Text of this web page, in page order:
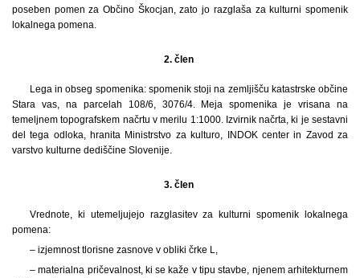
poseben pomen za Občino Škocjan, zato jo razglaša za kulturni spomenik
lokalnega pomena.
2. člen
Lega in obseg spomenika: spomenik stoji na zemljišču katastrske občine
Stara vas, na parcelah 108/6, 3076/4. Meja spomenika je vrisana na
temeljnem topografskem načrtu v merilu 1:1000. Izvirnik načrta, ki je sestavni
del tega odloka, hranita Ministrstvo za kulturo, INDOK center in Zavod za
varstvo kulturne dediščine Slovenije.
3. člen
Vrednote, ki utemeljujejo razglasitev za kulturni spomenik lokalnega
pomena:
– izjemnost tlorisne zasnove v obliki črke L,
– materialna pričevalnost, ki se kaže v tipu stavbe, njenem arhitekturnem